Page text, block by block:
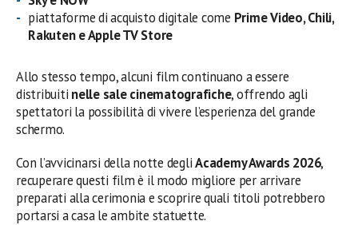
piattaforme di acquisto digitale come Prime Video, Chili,
Rakuten e Apple TV Store
Allo stesso tempo, alcuni film continuano a essere
distribuiti nelle sale cinematografiche, offrendo agli
spettatori la possibilità di vivere l’esperienza del grande
schermo.
Con l’avvicinarsi della notte degliAcademy Awards 2026,
recuperare questi film è il modo migliore per arrivare
preparati alla cerimonia e scoprire quali titoli potrebbero
portarsi a casa le ambite statuette.